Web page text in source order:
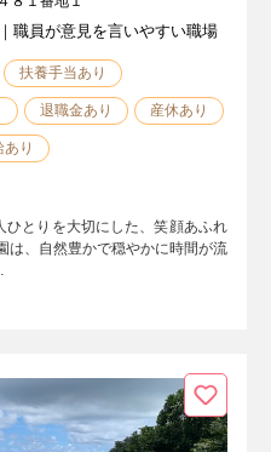
職員が意見を言いやすい職場
扶養手当あり
退職金あり 産休あり
あり
とりを大切にした、笑顔あふれ
は、自然豊かで穏やかに時間が流